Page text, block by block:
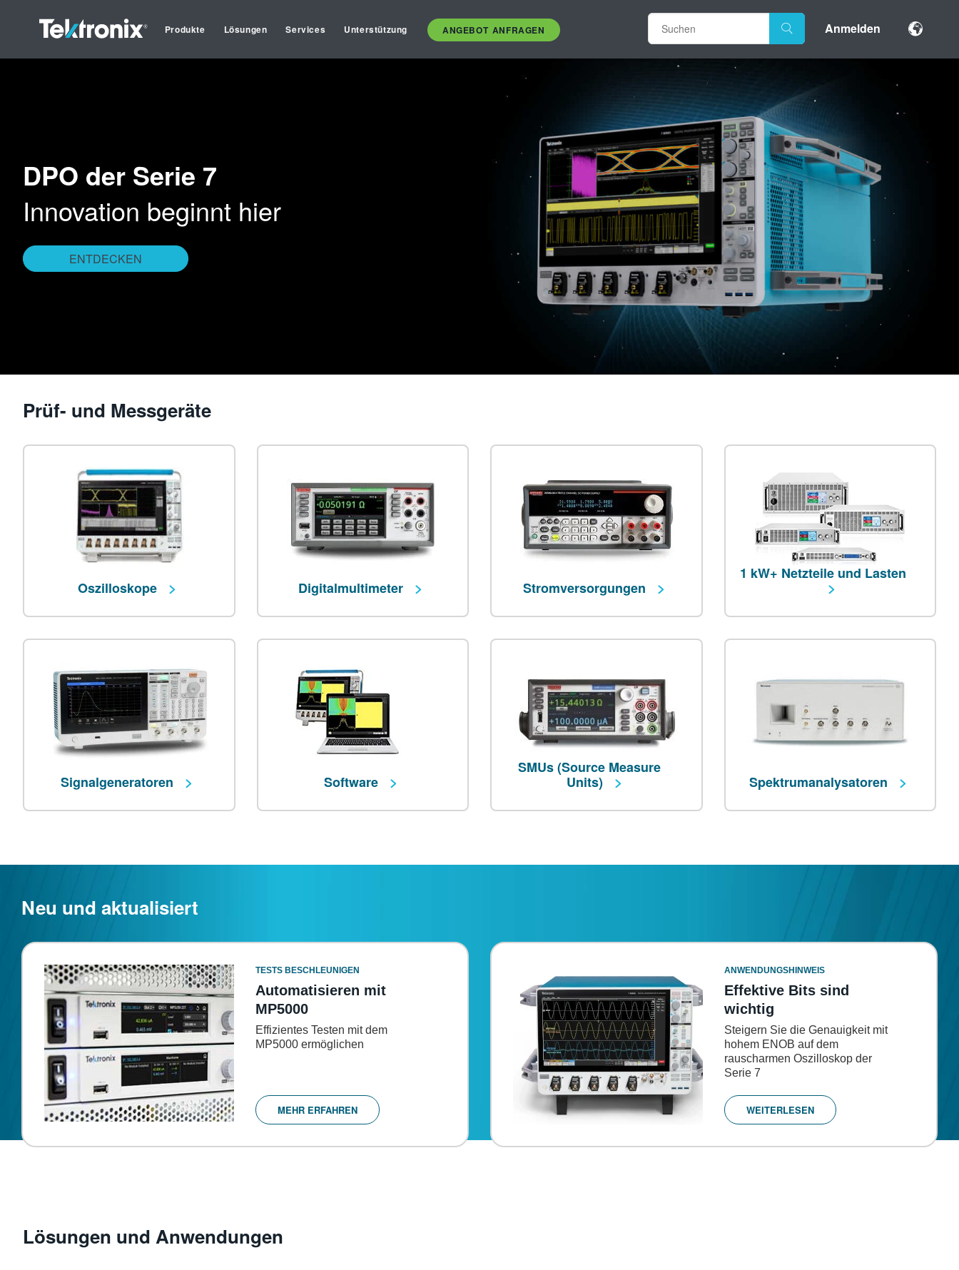
Produkte Lösungen Services Unterstützung ANGEBOT ANFRAGEN Anmelden
DPO der Serie 7
Innovation beginnt hier
ENTDECKEN
Prüf- und Messgeräte
Oszilloskope Digitalmultimeter Stromversorgungen
1 kW+ Netzteile und Lasten
Signalgeneratoren Software
SMUs (Source Measure
Units)
Spektrumanalysatoren
Neu und aktualisiert
TESTS BESCHLEUNIGEN
Automatisieren mit
MP5000
Effizientes Testen mit dem
MP5000 ermöglichen
MEHR ERFAHREN
ANWENDUNGSHINWEIS
Effektive Bits sind
wichtig
Steigern Sie die Genauigkeit mit
hohem ENOB auf dem
rauscharmen Oszilloskop der
Serie 7
WEITERLESEN
Lösungen und Anwendungen